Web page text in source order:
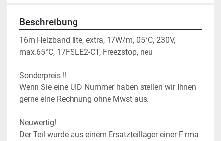
Beschreibung
16m Heizband lite, extra, 17W/m, 05°C, 230V,
max.65°C, 17FSLE2-CT, Freezstop, neu
Sonderpreis !!
Wenn Sie eine UID Nummer haben stellen wir Ihnen
gerne eine Rechnung ohne Mwst aus.
Neuwertig!
Der Teil wurde aus einem Ersatzteillager einer Firma